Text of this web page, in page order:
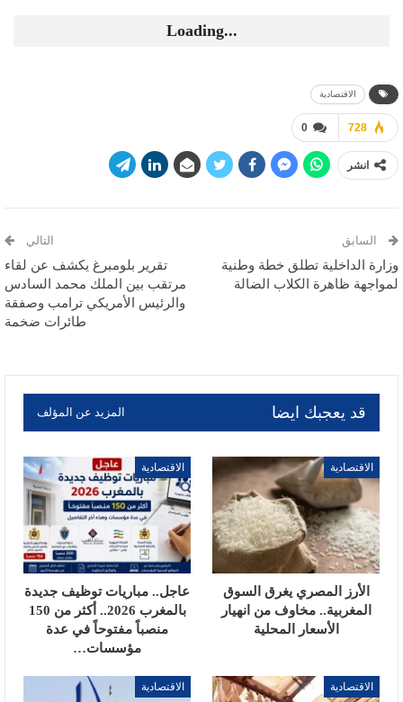
Loading...
الاقتصادية
0 728
انشر
السابق
وزارة الداخلية تطلق خطة وطنية
لمواجهة ظاهرة الكلاب الضالة
التالي
تقرير بلومبرغ يكشف عن لقاء
مرتقب بين الملك محمد السادس
والرئيس الأمريكي ترامب وصفقة
طائرات ضخمة
قد يعجبك ايضا المزيد عن المؤلف
الاقتصادية
الأرز المصري يغرق السوق
المغربية.. مخاوف من انهيار
الأسعار المحلية
الاقتصادية
عاجل.. مباريات توظيف جديدة
بالمغرب 2026.. أكثر من 150
منصباً مفتوحاً في عدة
مؤسسات…
الاقتصادية الاقتصادية